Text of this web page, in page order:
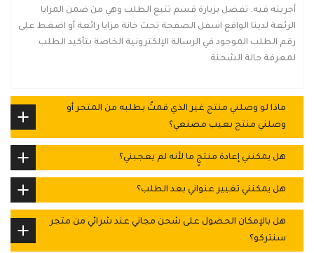
أجريته فيه. تفضل بزيارة قسم تتبع الطلب وهي من ضمن المزايا
الرئعة لدينا الواقع اسفل الصفحة تحت خانة مزايا رائعة أو اضغط على
رقم الطلب الموجود في الرسالة الإلكترونية الخاصة بتأكيد الطلب
لمعرفة حالة الشحنة.
ماذا لو وصلني منتج غير الذي قمتُ بطلبه من المتجر أو
وصلني منتج بعيب مصنعي؟
هل يمكنني إعادة منتجٍ ما لأنه لم يعجبني؟
هل يمكنني تغيير عنواني بعد الطلب؟
هل بالإمكان الحصول على شحن مجاني عند شرائي من متجر
سنتركو؟